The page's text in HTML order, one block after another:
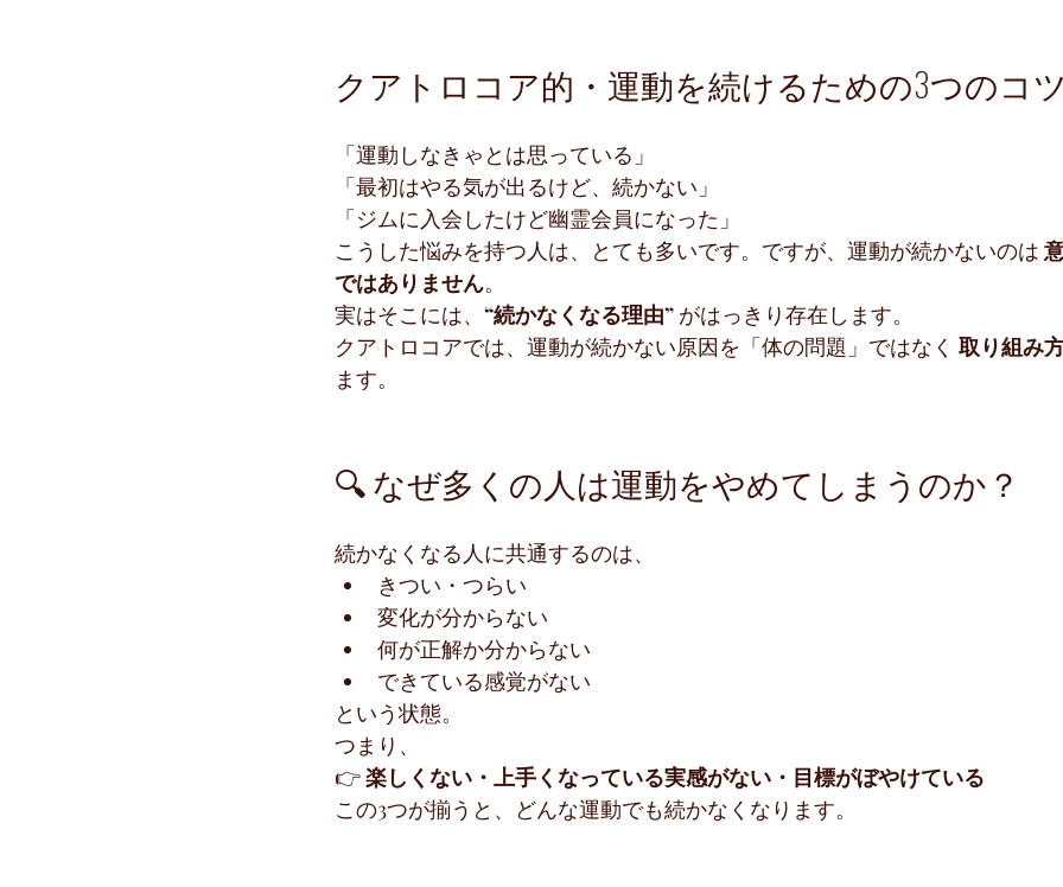
クアトロコア的・運動を続けるための3つのコ
「運動しなきゃとは思っている」
「最初はやる気が出るけど、続かない」
「ジムに入会したけど幽霊会員になった」
こうした悩みを持つ人は、とても多いです。ですが、運動が続かないのは
ではありません。
実はそこには、 “続かなくなる理由” がはっきり存在します。
クアトロコアでは、運動が続かない原因を「体の問題」ではなく 取り組み
ます。
🔍 なぜ多くの人は運動をやめてしまうのか？
続かなくなる人に共通するのは、
きつい・つらい
変化が分からない
何が正解か分からない
できている感覚がない
という状態。
つまり、
👉 楽しくない・上手くなっている実感がない・目標がぼやけている
この3つが揃うと、どんな運動でも続かなくなります。